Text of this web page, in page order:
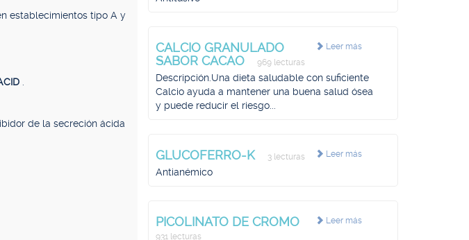
establecimientos tipo A y
de la secreción ácida
Leer más
CALCIO GRANULADO
SABOR CACAO
969 lecturas
Descripción.Una dieta saludable con suficiente
Calcio ayuda a mantener una buena salud ósea
y puede reducir el riesgo...
Leer más
GLUCOFERRO-K 3 lecturas
Antianémico
Leer más
PICOLINATO DE CROMO
931 lecturas